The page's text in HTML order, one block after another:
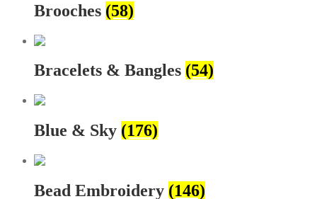
Brooches (58)
Bracelets & Bangles (54)
Blue & Sky (176)
Bead Embroidery (146)